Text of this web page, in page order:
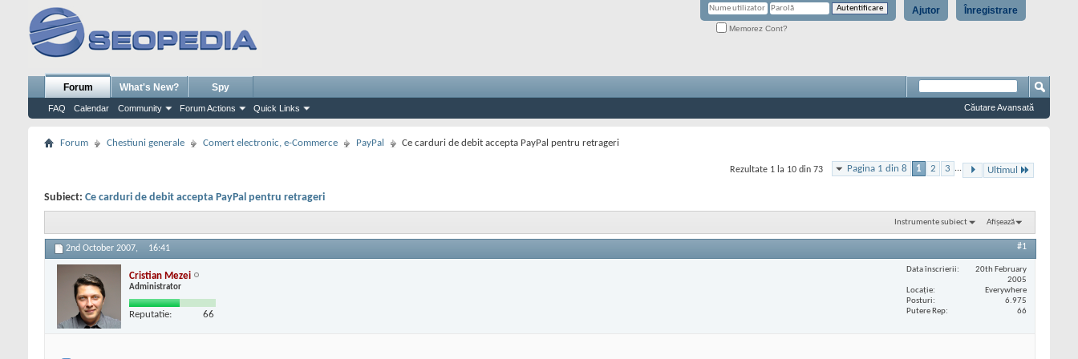
Înregistrare
Ajutor
Memorez Cont?
Forum
FAQ Calendar Community Forum Actions Quick Links
What's New? Spy
Căutare Avansată
Forum Chestiuni generale Comert electronic, e-Commerce PayPal Ce carduri de debit accepta PayPal pentru retrageri
Pagina 1 din 8 1 2 3 ... Ultimul
Rezultate 1 la 10 din 73
Subiect: Ce carduri de debit accepta PayPal pentru retrageri
Instrumente subiect Afișează
2nd October 2007, 16:41 #1
Cristian Mezei
Administrator
Reputatie: 66
Data înscrierii
20th February
2005
Locaţie
Everywhere
Posturi
6.975
Putere Rep
66